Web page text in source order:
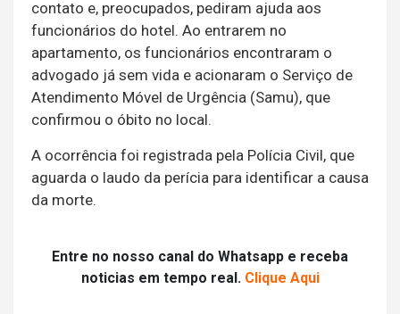
contato e, preocupados, pediram ajuda aos
funcionários do hotel. Ao entrarem no
apartamento, os funcionários encontraram o
advogado já sem vida e acionaram o Serviço de
Atendimento Móvel de Urgência (Samu), que
confirmou o óbito no local.
A ocorrência foi registrada pela Polícia Civil, que
aguarda o laudo da perícia para identificar a causa
da morte.
Entre no nosso canal do Whatsapp e receba
noticias em tempo real. Clique Aqui